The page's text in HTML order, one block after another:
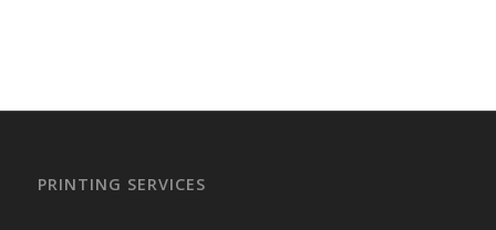
PRINTING SERVICES